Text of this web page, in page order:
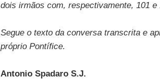
dois irmãos com, respectivamente, 101 e
Segue o texto da conversa transcrita e
próprio Pontífice.
Antonio Spadaro S.J.